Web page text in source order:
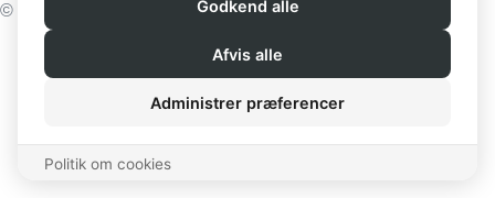
© 2026 All rights reserved | Sandra Rosendahl